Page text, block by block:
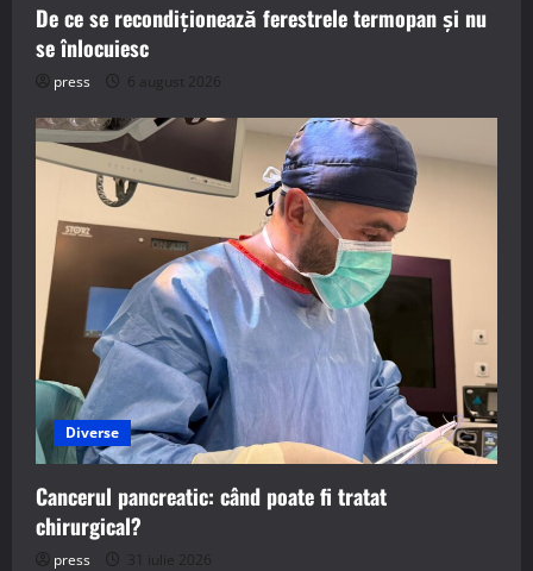
De ce se recondiționează ferestrele termopan și nu
se înlocuiesc
press 6 august 2026
Diverse
Cancerul pancreatic: când poate fi tratat
chirurgical?
press 31 iulie 2026